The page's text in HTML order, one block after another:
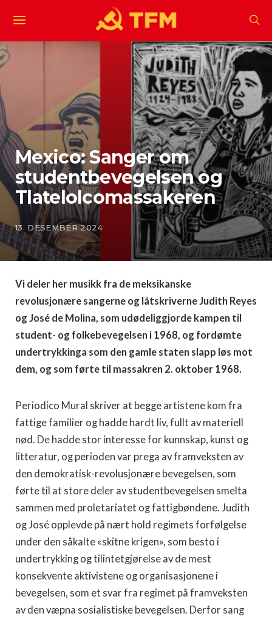
Mexico: Sanger om
studentbevegelsen og
Tlatelolcomassakeren
13. DESEMBER 2024
Vi deler her musikk fra de meksikanske
revolusjonære sangerne og låtskriverne Judith Reyes
og José de Molina, som udødeliggjorde kampen til
student- og folkebevegelsen i 1968, og fordømte
undertrykkinga som den gamle staten slapp løs mot
dem, og som førte til massakren 2. oktober 1968.
Periodico Mural skriver at begge artistene kom fra
fattige familier og hadde hardt liv, fullt av materiell
nød. De hadde stor interesse for kunnskap, kunst og
litteratur, og perioden var prega av framveksten av
den demokratisk-revolusjonære bevegelsen, som
førte til at store deler av studentbevegelsen smelta
sammen med proletariatet og fattigbøndene. Judith
og José opplevde på nært hold regimets forfølgelse
under den såkalte «skitne krigen», som besto i
undertrykking og tilintetgjørelse av de mest
konsekvente aktivistene og organisasjonene i
bevegelsen, som et svar fra regimet på framveksten
av den væpna sosialistiske bevegelsen. Derfor sang